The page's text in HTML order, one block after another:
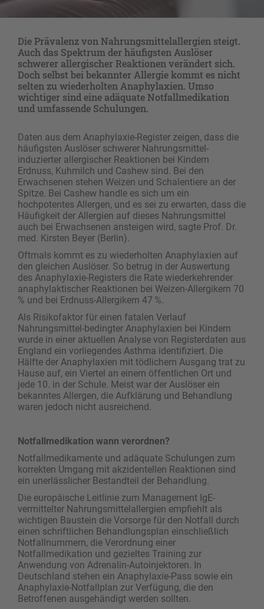
Die Prävalenz von Nahrungsmittelallergien steigt.
Auch das Spektrum der häufigsten Auslöser
schwerer allergischer Reaktionen verändert sich.
Doch selbst bei bekannter Allergie kommt es nicht
selten zu wiederholten Anaphylaxien. Umso
wichtiger sind eine adäquate Notfallmedikation
und umfassende Schulungen.
Daten aus dem Anaphylaxie-Register zeigen, dass die
häufigsten Auslöser schwerer Nahrungsmittel-
induzierter allergischer Reaktionen bei Kindern
Erdnuss, Kuhmilch und Cashew sind. Bei den
Erwachsenen stehen Weizen und Schalentiere an der
Spitze. Bei Cashew handle es sich um ein
hochpotentes Allergen, und es sei zu erwarten, dass die
Häufigkeit der Allergien auf dieses Nahrungsmittel
auch bei Erwachsenen ansteigen wird, sagte Prof. Dr.
med. Kirsten Beyer (Berlin).
Oftmals kommt es zu wiederholten Anaphylaxien auf
den gleichen Auslöser. So betrug in der Auswertung
des Anaphylaxie-Registers die Rate wiederkehrender
anaphylaktischer Reaktionen bei Weizen-Allergikern 70
% und bei Erdnuss-Allergikern 47 %.
Als Risikofaktor für einen fatalen Verlauf
Nahrungsmittel-bedingter Anaphylaxien bei Kindern
wurde in einer aktuellen Analyse von Registerdaten aus
England ein vorliegendes Asthma identifiziert. Die
Hälfte der Anaphylaxien mit tödlichem Ausgang trat zu
Hause auf, ein Viertel an einem öffentlichen Ort und
jede 10. in der Schule. Meist war der Auslöser ein
bekanntes Allergen, die Aufklärung und Behandlung
waren jedoch nicht ausreichend.
Notfallmedikation wann verordnen?
Notfallmedikamente und adäquate Schulungen zum
korrekten Umgang mit akzidentellen Reaktionen sind
ein unerlässlicher Bestandteil der Behandlung.
Die europäische Leitlinie zum Management IgE-
vermittelter Nahrungsmittelallergien empfiehlt als
wichtigen Baustein die Vorsorge für den Notfall durch
einen schriftlichen Behandlungsplan einschließlich
Notfallnummern, die Verordnung einer
Notfallmedikation und gezieltes Training zur
Anwendung von Adrenalin-Autoinjektoren. In
Deutschland stehen ein Anaphylaxie-Pass sowie ein
Anaphylaxie-Notfallplan zur Verfügung, die den
Betroffenen ausgehändigt werden sollten.